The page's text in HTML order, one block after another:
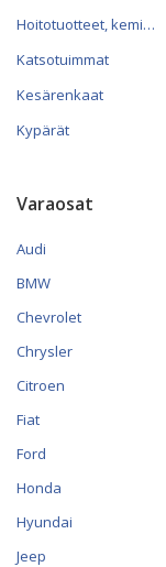
Hoitotuotteet, kemikaalit ja öljyt
Katsotuimmat
Kesärenkaat
Kypärät
Varaosat
Audi
BMW
Chevrolet
Chrysler
Citroen
Fiat
Ford
Honda
Hyundai
Jeep